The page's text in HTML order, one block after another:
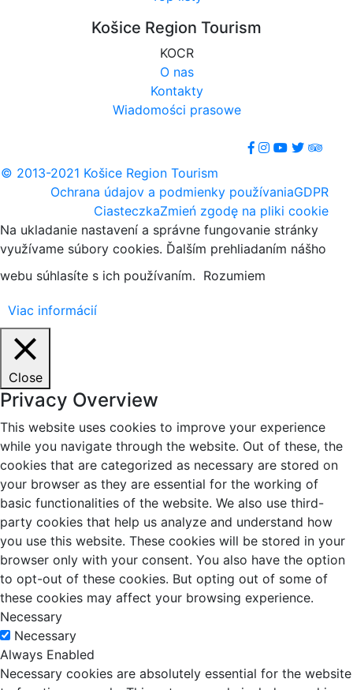
Košice Region Tourism
KOCR
O nas
Kontakty
Wiadomości prasowe
© 2013-2021 Košice Region Tourism
Ochrana údajov a podmienky používaniaGDPR
CiasteczkaZmień zgodę na pliki cookie
Na ukladanie nastavení a správne fungovanie stránky
využívame súbory cookies. Ďalším prehliadaním nášho
webu súhlasíte s ich používaním. Rozumiem
Viac informácií
Close
Privacy Overview
This website uses cookies to improve your experience
while you navigate through the website. Out of these, the
cookies that are categorized as necessary are stored on
your browser as they are essential for the working of
basic functionalities of the website. We also use third-
party cookies that help us analyze and understand how
you use this website. These cookies will be stored in your
browser only with your consent. You also have the option
to opt-out of these cookies. But opting out of some of
these cookies may affect your browsing experience.
Necessary
Necessary
Always Enabled
Necessary cookies are absolutely essential for the website